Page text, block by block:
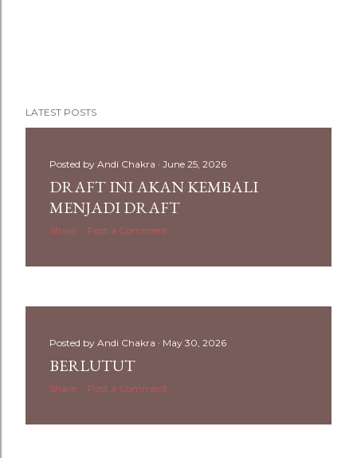
LATEST POSTS
Posted by Andi Chakra June 25, 2026
DRAFT INI AKAN KEMBALI
MENJADI DRAFT
Share Post a Comment
Posted by Andi Chakra May 30, 2026
BERLUTUT
Share Post a Comment